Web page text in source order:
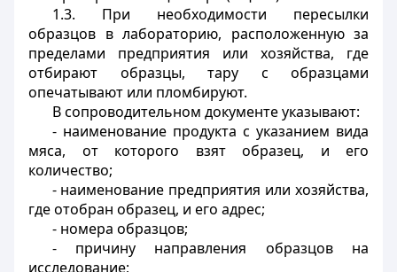
1.3. При необходимости пересылки
образцов в лабораторию, расположенную за
пределами предприятия или хозяйства, где
отбирают образцы, тару с образцами
опечатывают или пломбируют.
В сопроводительном документе указывают:
- наименование продукта с указанием вида
мяса, от которого взят образец, и его
количество;
- наименование предприятия или хозяйства,
где отобран образец, и его адрес;
- номера образцов;
- причину направления образцов на
исследование;